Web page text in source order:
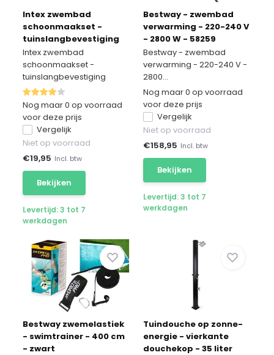
Intex zwembad
schoonmaakset -
tuinslangbevestiging
Intex zwembad
schoonmaakset -
tuinslangbevestiging
Nog maar 0 op voorraad
voor deze prijs
Vergelijk
Niet op voorraad
€19,95 Incl. btw
Bekijken
Levertijd: 3 tot 7
werkdagen
Bestway - zwembad
verwarming - 220-240 V
- 2800 W - 58259
Bestway - zwembad
verwarming - 220-240 V -
2800...
Nog maar 0 op voorraad
voor deze prijs
Vergelijk
Niet op voorraad
€158,95 Incl. btw
Bekijken
Levertijd: 3 tot 7
werkdagen
Bestway zwemelastiek
- swimtrainer - 400 cm
- zwart
Tuindouche op zonne-
energie - vierkante
douchekop - 35 liter